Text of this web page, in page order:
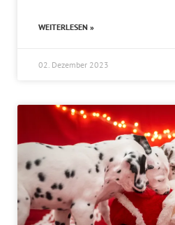
WEITERLESEN »
02. Dezember 2023